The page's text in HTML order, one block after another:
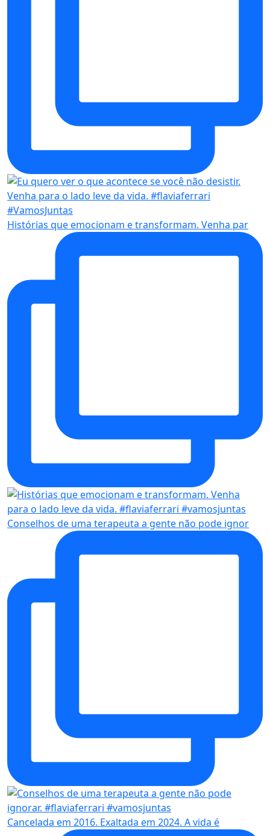
Histórias que emocionam e transformam. Venha par
Conselhos de uma terapeuta a gente não pode ignor
Cancelada em 2016. Exaltada em 2024. A vida é